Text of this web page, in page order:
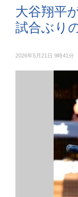
大谷翔平
試合ぶり
2026年5月21日 9時41分